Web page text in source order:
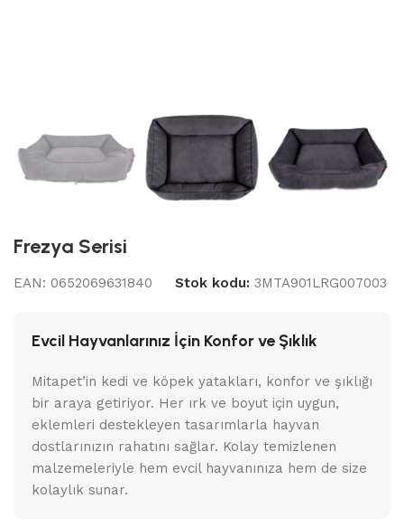
Frezya Serisi
EAN: 0652069631840 Stok kodu: 3MTA901LRG007003
Evcil Hayvanlarınız İçin Konfor ve Şıklık
Mitapet’in kedi ve köpek yatakları, konfor ve şıklığı
bir araya getiriyor. Her ırk ve boyut için uygun,
eklemleri destekleyen tasarımlarla hayvan
dostlarınızın rahatını sağlar. Kolay temizlenen
malzemeleriyle hem evcil hayvanınıza hem de size
kolaylık sunar.